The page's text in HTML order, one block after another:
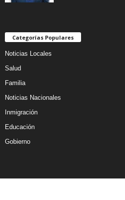
Categorías Populares
Noticias Locales
Salud
Familia
Noticias Nacionales
Inmigración
Educación
Gobierno